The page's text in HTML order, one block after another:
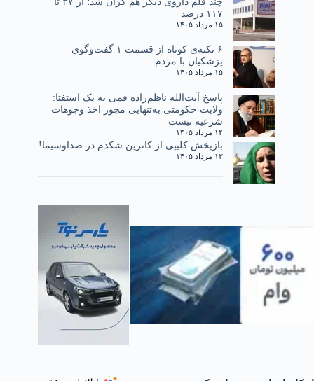
۱۱۷ درصد
۱۵ مرداد ۱۴۰۵
۶ نکته‌ی کوتاه از قسمت ۱ گفت‌وگوی
پزشکیان با مردم
۱۵ مرداد ۱۴۰۵
پاسخ آیت‌الله ناظم‌زاده قمی به یک استفتا:
ولایت حکومتی به‌تنهایی مجوز اخذ وجوهات
شرعیه نیست
۱۴ مرداد ۱۴۰۵
بازپخش کلیپی از کاترین شکدم در صداوسیما!
۱۳ مرداد ۱۴۰۵